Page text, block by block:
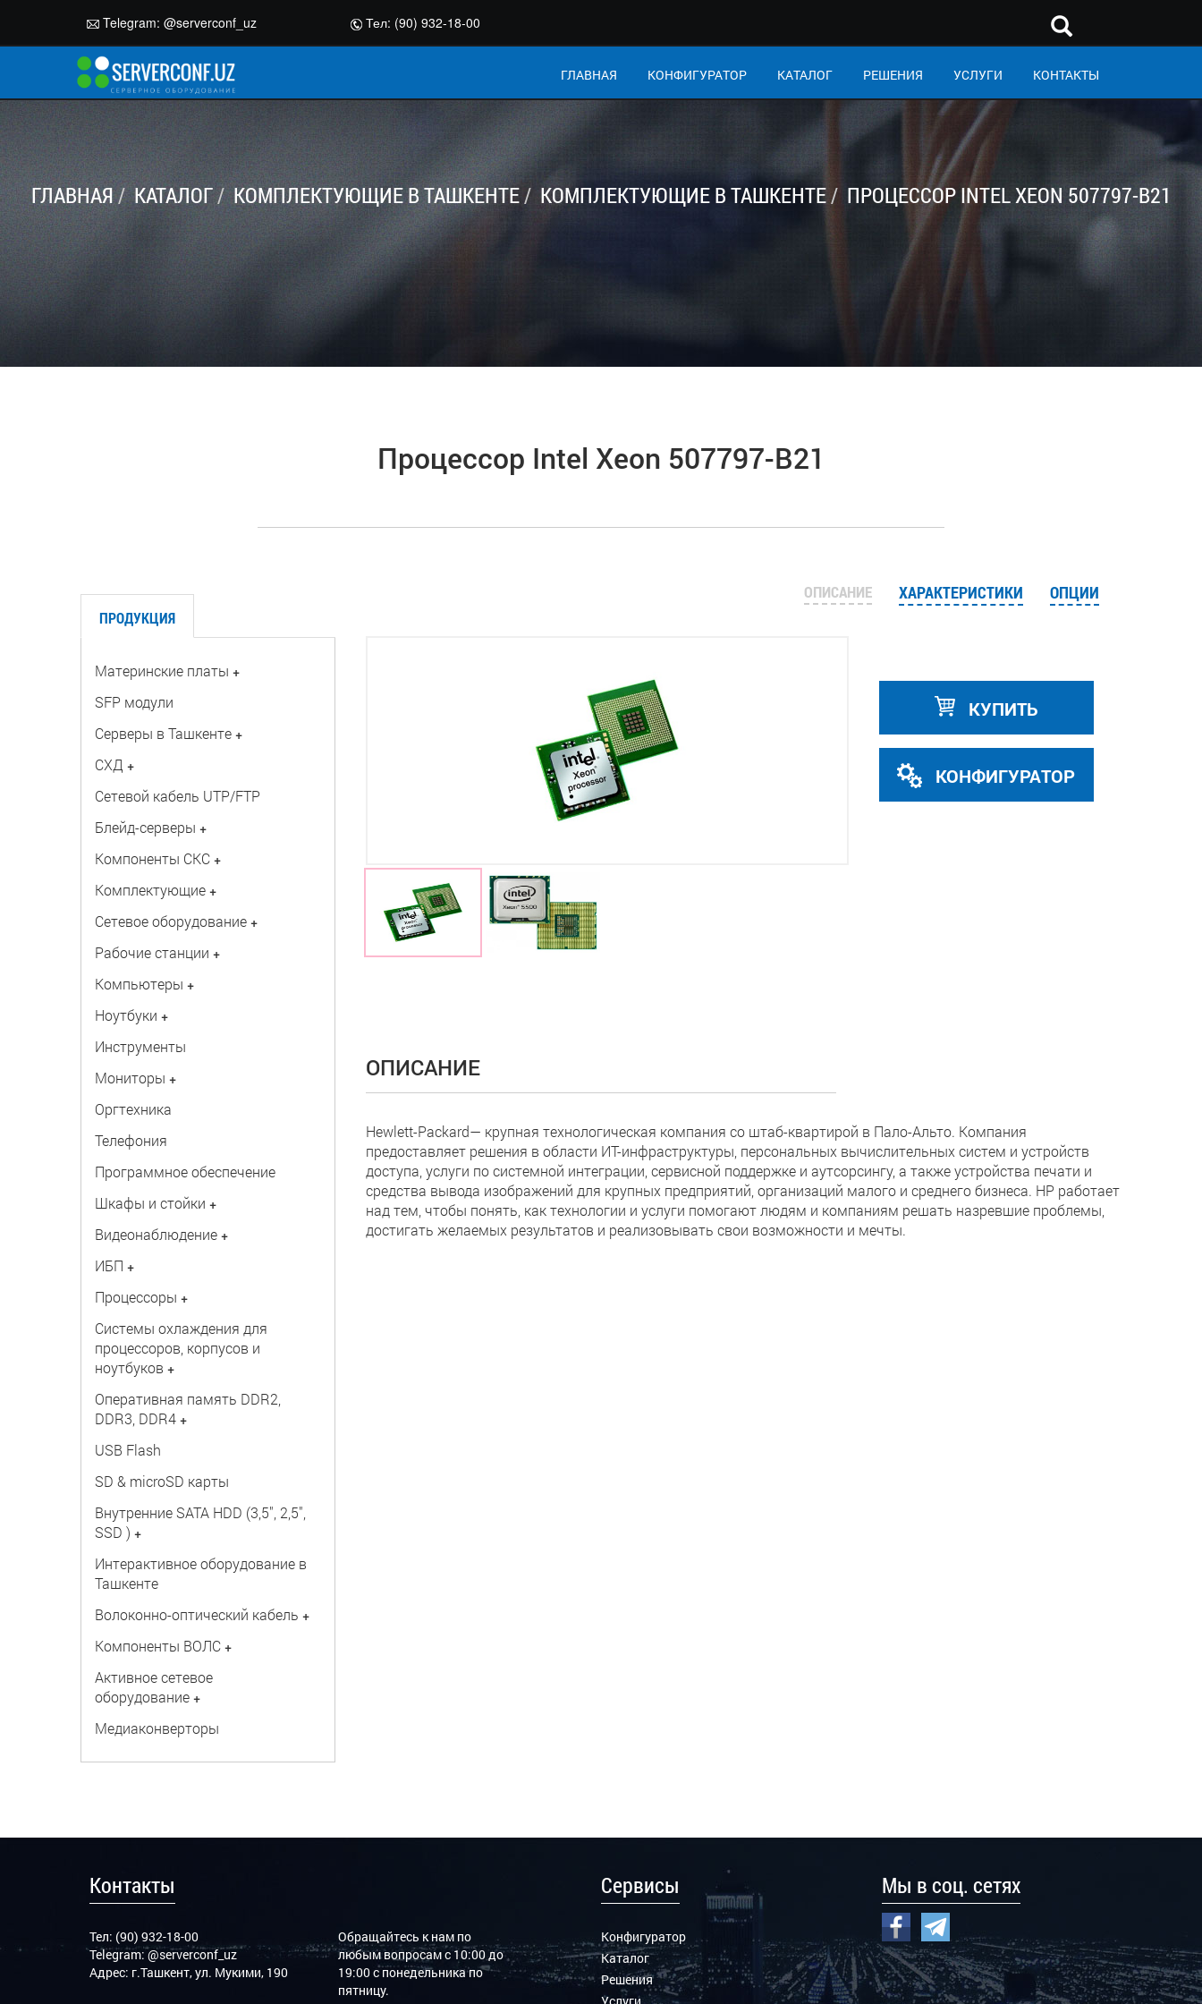
Telegram: @serverconf_uz Тел: (90) 932-18-00
ГЛАВНАЯ КОНФИГУРАТОР КАТАЛОГ РЕШЕНИЯ УСЛУГИ КОНТАКТЫ
ГЛАВНАЯ КАТАЛОГ КОМПЛЕКТУЮЩИЕ В ТАШКЕНТЕ КОМПЛЕКТУЮЩИЕ В ТАШКЕНТЕ ПРОЦЕССОР INTEL XEON 507797-B21
Процессор Intel Xeon 507797-B21
ПРОДУКЦИЯ
Материнские платы +
SFP модули
Серверы в Ташкенте +
СХД +
Сетевой кабель UTP/FTP
Блейд-серверы +
Компоненты СКС +
Комплектующие +
Сетевое оборудование +
Рабочие станции +
Компьютеры +
Ноутбуки +
Инструменты
Мониторы +
Оргтехника
Телефония
Программное обеспечение
Шкафы и стойки +
Видеонаблюдение +
ИБП +
Процессоры +
Системы охлаждения для
процессоров, корпусов и
ноутбуков +
Оперативная память DDR2,
DDR3, DDR4 +
USB Flash
SD & microSD карты
Внутренние SATA HDD (3,5", 2,5",
SSD ) +
Интерактивное оборудование в
Ташкенте
Волоконно-оптический кабель +
Компоненты ВОЛС +
Активное сетевое
оборудование +
Медиаконверторы
ОПИСАНИЕ ХАРАКТЕРИСТИКИ ОПЦИИ
КУПИТЬ
КОНФИГУРАТОР
ОПИСАНИЕ
Hewlett-Packard— крупная технологическая компания со штаб-квартирой в Пало-Альто. Компания
предоставляет решения в области ИТ-инфраструктуры, персональных вычислительных систем и устройств
доступа, услуги по системной интеграции, сервисной поддержке и аутсорсингу, а также устройства печати и
средства вывода изображений для крупных предприятий, организаций малого и среднего бизнеса. НР работает
над тем, чтобы понять, как технологии и услуги помогают людям и компаниям решать назревшие проблемы,
достигать желаемых результатов и реализовывать свои возможности и мечты.
Контакты
Тел: (90) 932-18-00
Telegram:@serverconf_uz
Адрес: г.Ташкент, ул. Мукими, 190
Обращайтесь к нам по
любым вопросам с 10:00 до
19:00 с понедельника по
пятницу.
Сервисы
Конфигуратор
Каталог
Решения
Мы в соц. сетях